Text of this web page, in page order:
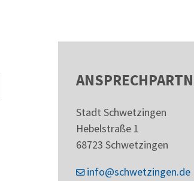
Stadt Schwetzingen
Hebelstraße 1
68723 Schwetzingen
info@schwetzingen.de